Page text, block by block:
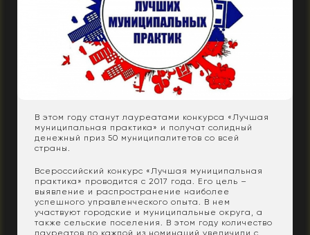
В этом году станут лауреатами конкурса «Лучшая
муниципальная практика» и получат солидный
денежный приз 50 муниципалитетов со всей
страны.
Всероссийский конкурс «Лучшая муниципальная
практика» проводится с 2017 года. Его цель –
выявление и распространение наиболее
успешного управленческого опыта. В нем
участвуют городские и муниципальные округа, а
также сельские поселения. В этом году количество